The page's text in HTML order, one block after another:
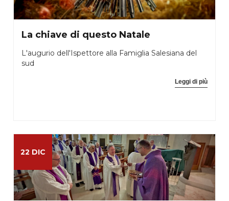
La chiave di questo Natale
L'augurio dell'Ispettore alla Famiglia Salesiana del
sud
Leggi di più
22 DIC